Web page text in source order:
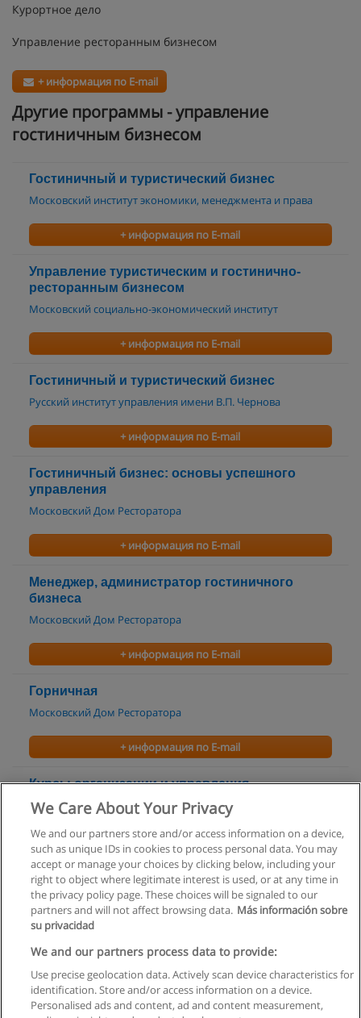
Курортное дело
Управление ресторанным бизнесом
+ информация по E-mail
Другие программы - управление
гостиничным бизнесом
Гостиничный и туристический бизнес
Московский институт экономики, менеджмента и права
+ информация по E-mail
Управление туристическим и гостинично-
ресторанным бизнесом
Московский социально-экономический институт
+ информация по E-mail
Гостиничный и туристический бизнес
Русский институт управления имени В.П. Чернова
+ информация по E-mail
Гостиничный бизнес: основы успешного
управления
Московский Дом Ресторатора
+ информация по E-mail
Менеджер, администратор гостиничного
бизнеса
Московский Дом Ресторатора
+ информация по E-mail
Горничная
Московский Дом Ресторатора
+ информация по E-mail
Курсы организации и управления
гостиничным бизнесом
+ информация по E-mail
Правила пользования
Конфиденциальность информации
Напишите Educaedu
We Care About Your Privacy
We and our partners store and/or access information on a device,
such as unique IDs in cookies to process personal data. You may
accept or manage your choices by clicking below, including your
right to object where legitimate interest is used, or at any time in
the privacy policy page. These choices will be signaled to our
partners and will not affect browsing data. Más información sobre
su privacidad
We and our partners process data to provide:
Use precise geolocation data. Actively scan device characteristics for
identification. Store and/or access information on a device.
Personalised ads and content, ad and content measurement,